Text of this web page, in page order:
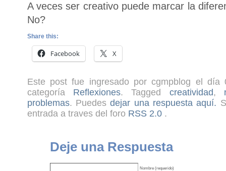
A veces ser creativo puede marcar la
No?
Share this:
Facebook X
Este post fue ingresado por cgmpblog el
categoría Reflexiones. Tagged creatividad,
problemas. Puedesdejar una respuesta aquí.
entrada a traves del foro RSS 2.0.
Deje una Respuesta
Nombre (requerido)